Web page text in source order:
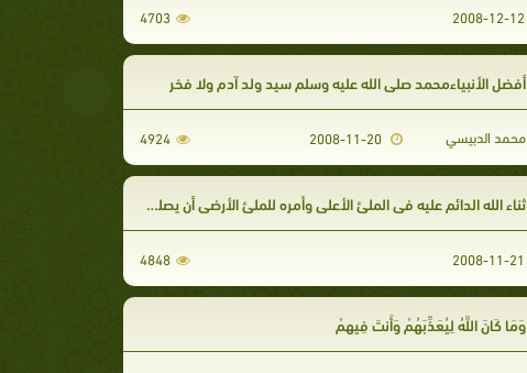
4703
أفضل الأنبياءمحمد صلى الله عليه وسلم سيد ولد آدم ولا فخر
محمد الدبيسي 2008-11-20
4924
ثناء الله الدائم عليه في الملئ الأعلى وأمره للملئ الأرضي أن يصلوا عليه كذلك صلى الله عليه وسلم
4848
وَمَا كَانَ اللَّهُ لِيُعَذِّبَهُمْ وَأَنتَ فِيهِمْ